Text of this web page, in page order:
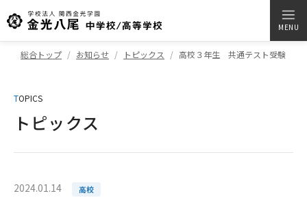
MENU
総合トップ お知らせ トピックス 高校３年生 共通テスト受験
TOPICS
トピックス
2024.01.14 高校